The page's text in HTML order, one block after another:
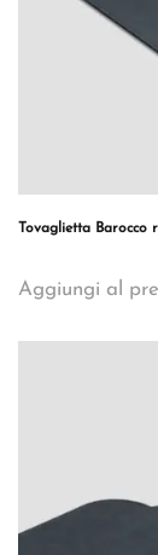
Tovaglietta Barocco
Aggiungi al